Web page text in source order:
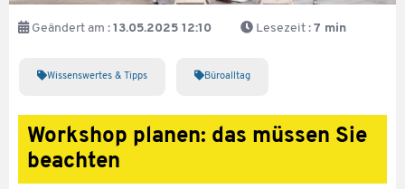
Geändert am : 13.05.2025 12:10 Lesezeit : 7 min
Wissenswertes & Tipps Büroalltag
Workshop planen: das müssen Sie
beachten